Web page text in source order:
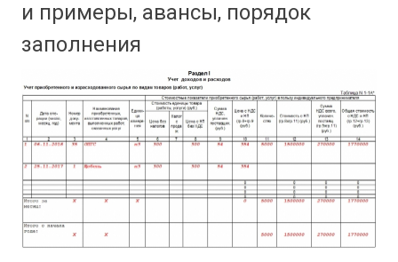
и примеры, авансы, порядок
заполнения